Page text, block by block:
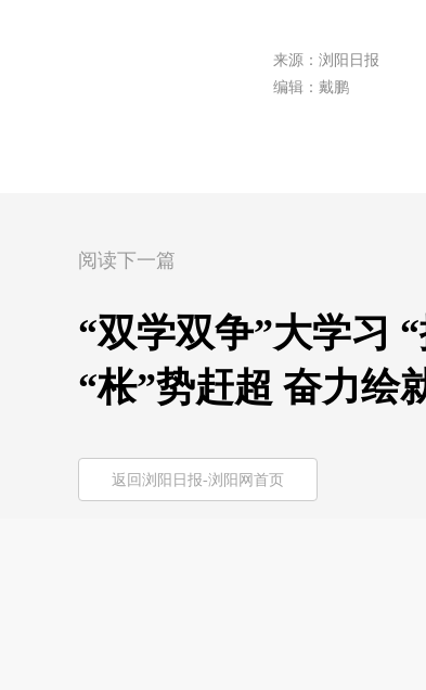
来源：浏阳日报
编辑：戴鹏
阅读下一篇
“双学双争”大学习
“枨”势赶超 奋力绘
返回浏阳日报-浏阳网首页